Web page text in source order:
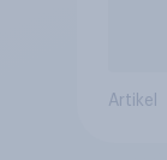
Artikel